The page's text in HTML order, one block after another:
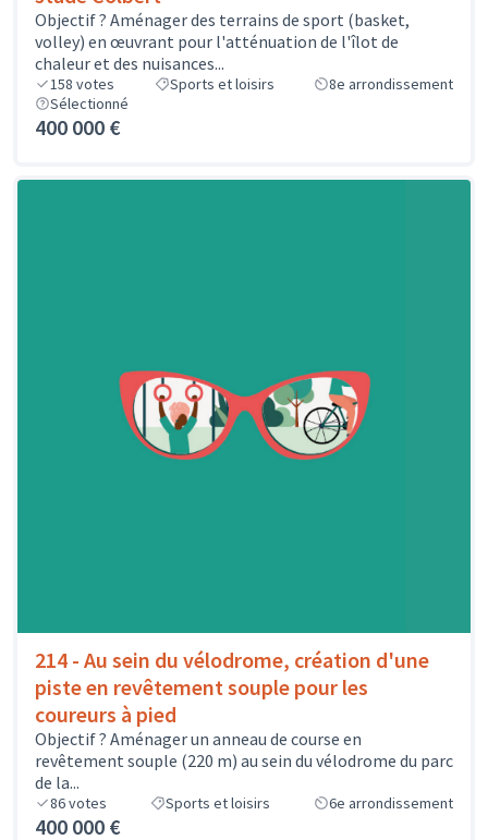
Objectif ? Aménager des terrains de sport (basket,
volley) en œuvrant pour l'atténuation de l'îlot de
chaleur et des nuisances...
158 votes Sports et loisirs
8e arrondissement
Sélectionné
400 000 €
214 - Au sein du vélodrome, création d'une
piste en revêtement souple pour les
coureurs à pied
Objectif ? Aménager un anneau de course en
revêtement souple (220 m) au sein du vélodrome du parc
de la...
86votes Sports et loisirs 6e arrondissement
400 000 €